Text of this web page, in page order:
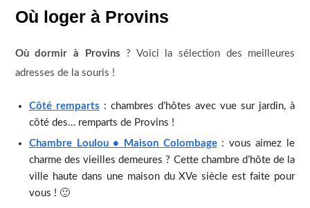
Où loger à Provins
Où dormir à Provins ? Voici la sélection des meilleures
adresses de la souris !
Côté remparts : chambres d’hôtes avec vue sur jardin, à
côté des… remparts de Provins !
Chambre Loulou • Maison Colombage: vous aimez le
charme des vieilles demeures ? Cette chambre d’hôte de la
ville haute dans une maison du XVe siècle est faite pour
vous ! 🙂